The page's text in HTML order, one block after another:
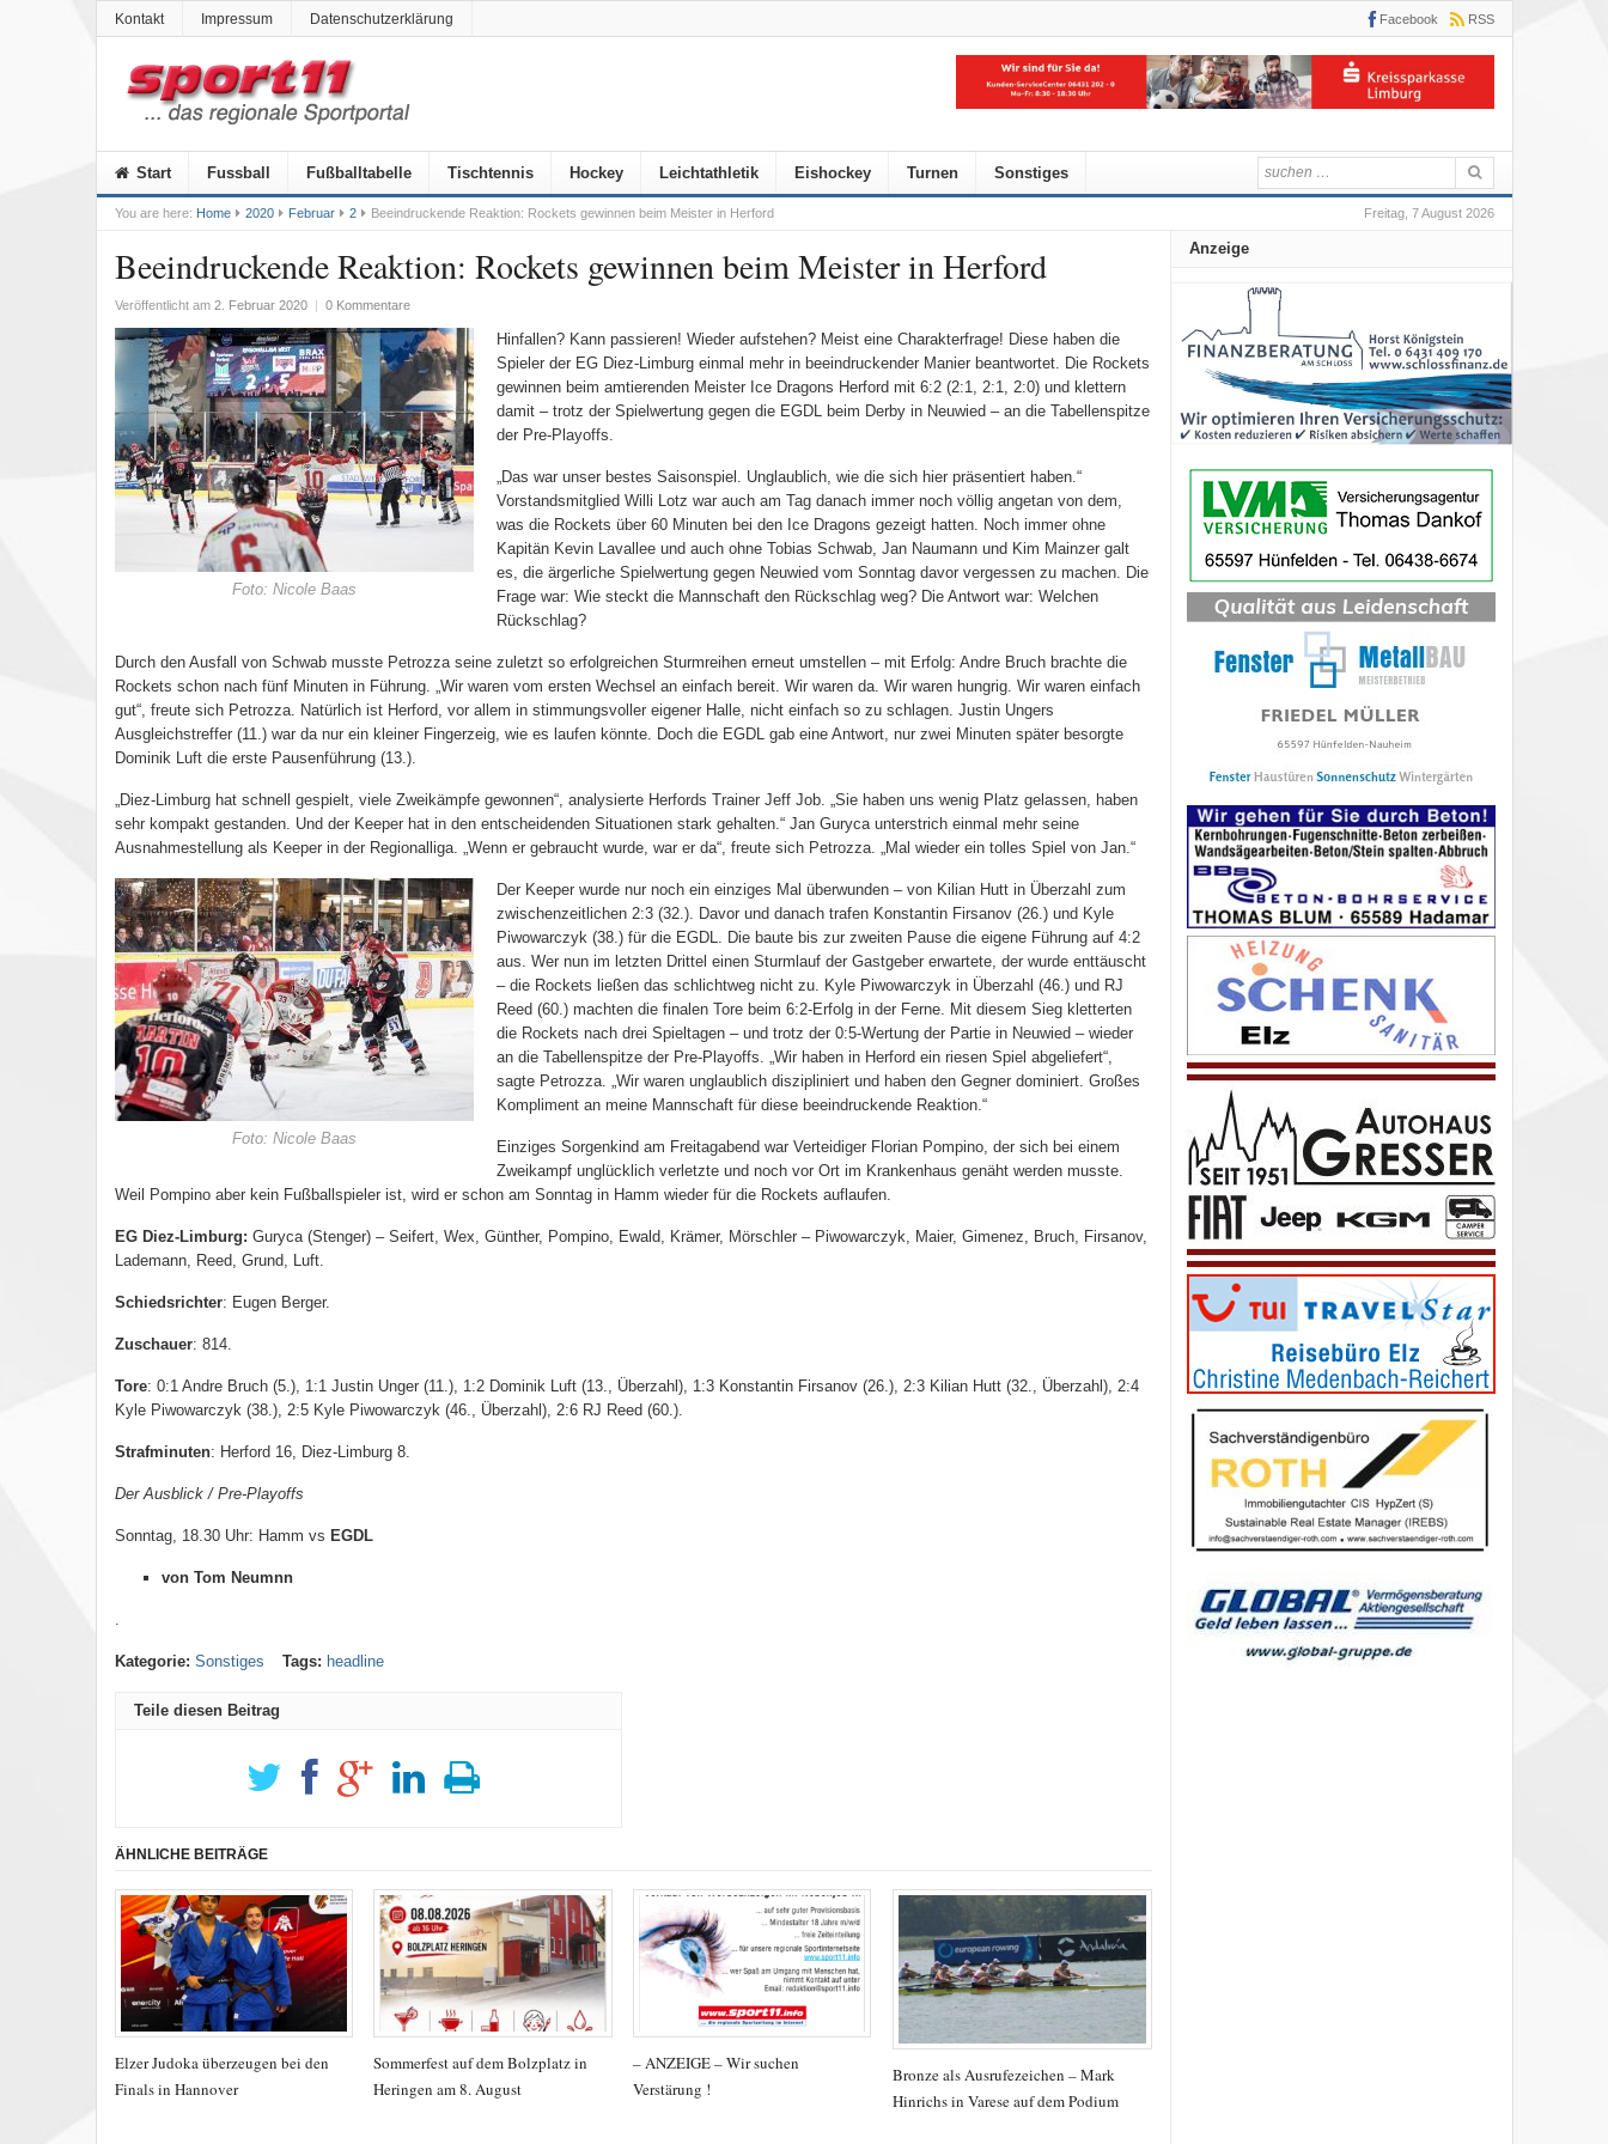
Kontakt Impressum Datenschutzerklärung Facebook RSS
Start Fussball Fußballtabelle Tischtennis Hockey Leichtathletik Eishockey Turnen Sonstiges
Freitag, 7 August 2026
You are here: Home 2020 Februar 2 Beeindruckende Reaktion: Rockets gewinnen beim Meister in Herford
Beeindruckende Reaktion: Rockets gewinnen beim Meister in Herford
Veröffentlicht am 2. Februar 2020 | 0 Kommentare
Foto: Nicole Baas
Hinfallen? Kann passieren! Wieder aufstehen? Meist eine Charakterfrage! Diese haben die
Spieler der EG Diez-Limburg einmal mehr in beeindruckender Manier beantwortet. Die Rockets
gewinnen beim amtierenden Meister Ice Dragons Herford mit 6:2 (2:1, 2:1, 2:0) und klettern
damit – trotz der Spielwertung gegen die EGDL beim Derby in Neuwied – an die Tabellenspitze
der Pre-Playoffs.
„Das war unser bestes Saisonspiel. Unglaublich, wie die sich hier präsentiert haben.“
Vorstandsmitglied Willi Lotz war auch am Tag danach immer noch völlig angetan von dem,
was die Rockets über 60 Minuten bei den Ice Dragons gezeigt hatten. Noch immer ohne
Kapitän Kevin Lavallee und auch ohne Tobias Schwab, Jan Naumann und Kim Mainzer galt
es, die ärgerliche Spielwertung gegen Neuwied vom Sonntag davor vergessen zu machen. Die
Frage war: Wie steckt die Mannschaft den Rückschlag weg? Die Antwort war: Welchen
Rückschlag?
Durch den Ausfall von Schwab musste Petrozza seine zuletzt so erfolgreichen Sturmreihen erneut umstellen – mit Erfolg: Andre Bruch brachte die
Rockets schon nach fünf Minuten in Führung. „Wir waren vom ersten Wechsel an einfach bereit. Wir waren da. Wir waren hungrig. Wir waren einfach
gut“, freute sich Petrozza. Natürlich ist Herford, vor allem in stimmungsvoller eigener Halle, nicht einfach so zu schlagen. Justin Ungers
Ausgleichstreffer (11.) war da nur ein kleiner Fingerzeig, wie es laufen könnte. Doch die EGDL gab eine Antwort, nur zwei Minuten später besorgte
Dominik Luft die erste Pausenführung (13.).
„Diez-Limburg hat schnell gespielt, viele Zweikämpfe gewonnen“, analysierte Herfords Trainer Jeff Job. „Sie haben uns wenig Platz gelassen, haben
sehr kompakt gestanden. Und der Keeper hat in den entscheidenden Situationen stark gehalten.“ Jan Guryca unterstrich einmal mehr seine
Ausnahmestellung als Keeper in der Regionalliga. „Wenn er gebraucht wurde, war er da“, freute sich Petrozza. „Mal wieder ein tolles Spiel von Jan.“
Foto: Nicole Baas
Der Keeper wurde nur noch ein einziges Mal überwunden – von Kilian Hutt in Überzahl zum
zwischenzeitlichen 2:3 (32.). Davor und danach trafen Konstantin Firsanov (26.) und Kyle
Piwowarczyk (38.) für die EGDL. Die baute bis zur zweiten Pause die eigene Führung auf 4:2
aus. Wer nun im letzten Drittel einen Sturmlauf der Gastgeber erwartete, der wurde enttäuscht
– die Rockets ließen das schlichtweg nicht zu. Kyle Piwowarczyk in Überzahl (46.) und RJ
Reed (60.) machten die finalen Tore beim 6:2-Erfolg in der Ferne. Mit diesem Sieg kletterten
die Rockets nach drei Spieltagen – und trotz der 0:5-Wertung der Partie in Neuwied – wieder
an die Tabellenspitze der Pre-Playoffs. „Wir haben in Herford ein riesen Spiel abgeliefert“,
sagte Petrozza. „Wir waren unglaublich diszipliniert und haben den Gegner dominiert. Großes
Kompliment an meine Mannschaft für diese beeindruckende Reaktion.“
Einziges Sorgenkind am Freitagabend war Verteidiger Florian Pompino, der sich bei einem
Zweikampf unglücklich verletzte und noch vor Ort im Krankenhaus genäht werden musste.
Weil Pompino aber kein Fußballspieler ist, wird er schon am Sonntag in Hamm wieder für die Rockets auflaufen.
EG Diez-Limburg: Guryca (Stenger) – Seifert, Wex, Günther, Pompino, Ewald, Krämer, Mörschler – Piwowarczyk, Maier, Gimenez, Bruch, Firsanov,
Lademann, Reed, Grund, Luft.
Schiedsrichter: Eugen Berger.
Zuschauer: 814.
Tore: 0:1 Andre Bruch (5.), 1:1 Justin Unger (11.), 1:2 Dominik Luft (13., Überzahl), 1:3 Konstantin Firsanov (26.), 2:3 Kilian Hutt (32., Überzahl), 2:4
Kyle Piwowarczyk (38.), 2:5 Kyle Piwowarczyk (46., Überzahl), 2:6 RJ Reed (60.).
Strafminuten: Herford 16, Diez-Limburg 8.
Der Ausblick / Pre-Playoffs
Sonntag, 18.30 Uhr: Hamm vs EGDL
von Tom Neumnn
.
Kategorie: Sonstiges Tags: headline
Teile diesen Beitrag
ÄHNLICHE BEITRÄGE
Elzer Judoka überzeugen bei den
Finals in Hannover
Sommerfest auf dem Bolzplatz in
Heringen am 8. August
– ANZEIGE – Wir suchen
Verstärung !
Bronze als Ausrufezeichen – Mark
Hinrichs in Varese auf dem Podium
Anzeige